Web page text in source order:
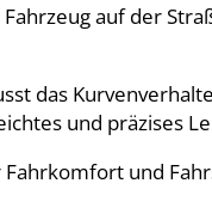
auf der
das
und präzises
und